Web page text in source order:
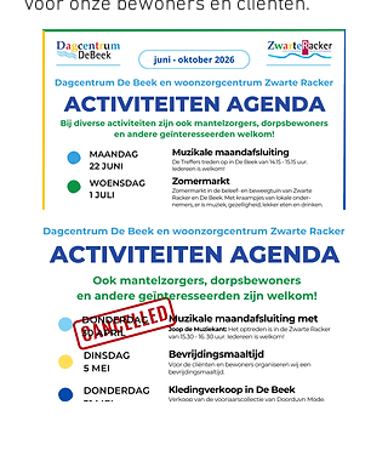
voor onze bewoners en cliënten.